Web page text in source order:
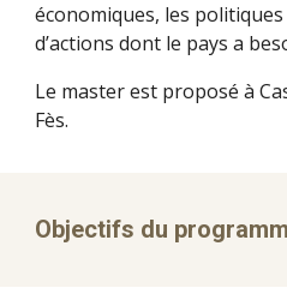
économiques, les
d’actions dont le pays a
Le master est proposé à
Fès.
Objectifs du